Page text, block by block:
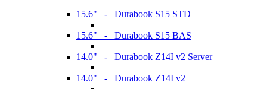
15.6" - Durabook S15 STD
15.6" - Durabook S15 BAS
14.0" - Durabook Z14I v2 Server
14.0" - Durabook Z14I v2